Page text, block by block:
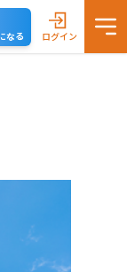
なる ログイン